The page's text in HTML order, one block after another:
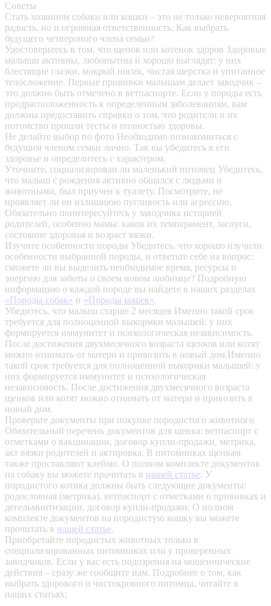
Советы
Стать хозяином собаки или кошки – это не только невероятная
радость, но и огромная ответственность. Как выбрать
будущего четвероного члена семьи?
Удостоверьтесь в том, что щенок или котенок здоров Здоровые
малыши активны, любопытны и хорошо выглядят: у них
блестящие глазки, мокрый носик, чистая шерстка и упитанное
телосложение. Первые прививки малышам делает заводчик –
это должно быть отмечено в ветпаспорте. Если у породы есть
предрасположенность к определенным заболеваниям, вам
должны предоставить справки о том, что родители и их
потомство прошли тесты и полностью здоровы.
Не делайте выбор по фото Необходимо познакомиться с
будущим членом семьи лично. Так вы убедитесь в его
здоровье и определитесь с характером.
Уточните, социализирован ли маленький питомец Убедитесь,
что малыш с рождения активно общался с людьми и
животными, был приучен к туалету. Посмотрите, не
проявляет ли он излишнюю пугливость или агрессию.
Обязательно поинтересуйтесь у заводчика историей
родителей, особенно мамы: каков их темперамент, заслуги,
состояние здоровья и возраст вязки.
Изучите особенности породы Убедитесь, что хорошо изучили
особенности выбранной породы, и ответьте себе на вопрос:
сможете ли вы выделить необходимое время, ресурсы и
энергию для заботы о своем новом любимце? Подробную
информацию о каждой породе вы найдете в наших разделах
«Породы собак» и «Породы кошек».
Убедитесь, что малыш старше 2 месяцев Именно такой срок
требуется для полноценной выкормки малышей: у них
формируется иммунитет и психологическая независимость.
После достижения двухмесячного возраста щенков или котят
можно отнимать от матери и привозить в новый дом.Именно
такой срок требуется для полноценной выкормки малышей: у
них формируется иммунитет и психологическая
независимость. После достижения двухмесячного возраста
щенков или котят можно отнимать от матери и привозить в
новый дом.
Проверьте документы при покупке породистого животного
Обязательный перечень документов для щенка: ветпаспорт с
отметками о вакцинации, договор купли-продажи, метрика,
акт вязки родителей и актировка. В питомниках щенкам
также проставляют клеймо. О полном комплекте документов
на собаку вы можете прочитать в нашей статье. У
породистого котика должны быть следующие документы:
родословная (метрика), ветпаспорт с отметками о прививках и
дегельминтизации, договор купли-продажи. О полном
комплекте документов на породистую кошку вы можете
прочитать в нашей статье.
Приобретайте породистых животных только в
специализированных питомниках или у проверенных
заводчиков. Если у вас есть подозрения на мошеннические
действия – сразу же сообщите нам. Подробнее о том, как
выбрать здорового и чистокровного питомца, читайте в
наших статьях: